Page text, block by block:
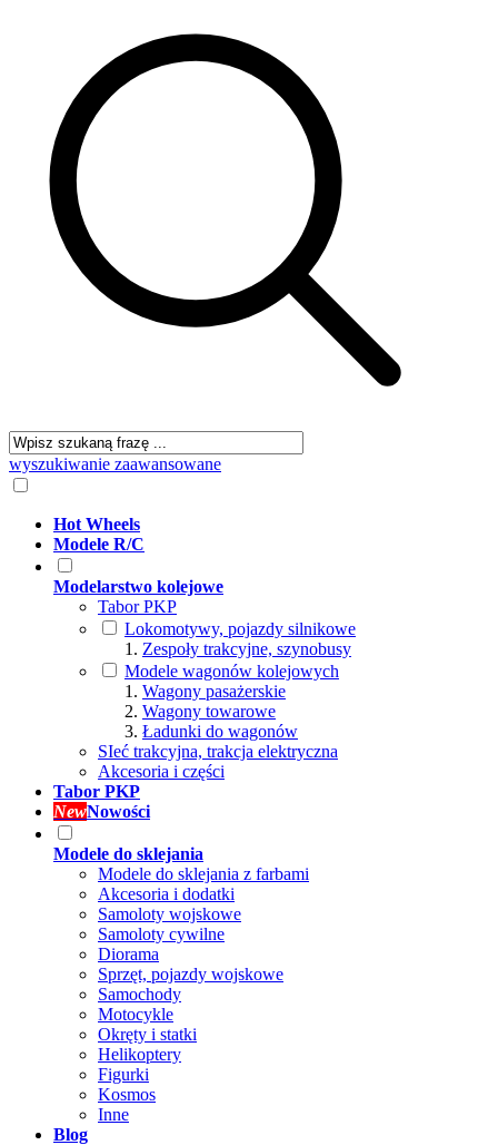
wyszukiwanie zaawansowane
Hot Wheels
Modele R/C
Modelarstwo kolejowe
Tabor PKP
Lokomotywy, pojazdy silnikowe
Zespoły trakcyjne, szynobusy
Modele wagonów kolejowych
Wagony pasażerskie
Wagony towarowe
Ładunki do wagonów
SIeć trakcyjna, trakcja elektryczna
Akcesoria i części
Tabor PKP
NewNowości
Modele do sklejania
Modele do sklejania z farbami
Akcesoria i dodatki
Samoloty wojskowe
Samoloty cywilne
Diorama
Sprzęt, pojazdy wojskowe
Samochody
Motocykle
Okręty i statki
Helikoptery
Figurki
Kosmos
Inne
Blog